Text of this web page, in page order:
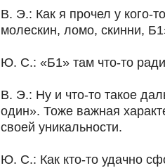
В. Э.: Как я прочел у кого-
молескин, ломо, скинни,
Ю. С.: «Б1» там что-то
В. Э.: Ну и что-то такое
один». Тоже важная
своей уникальности.
Ю. С.: Как кто-то удачно